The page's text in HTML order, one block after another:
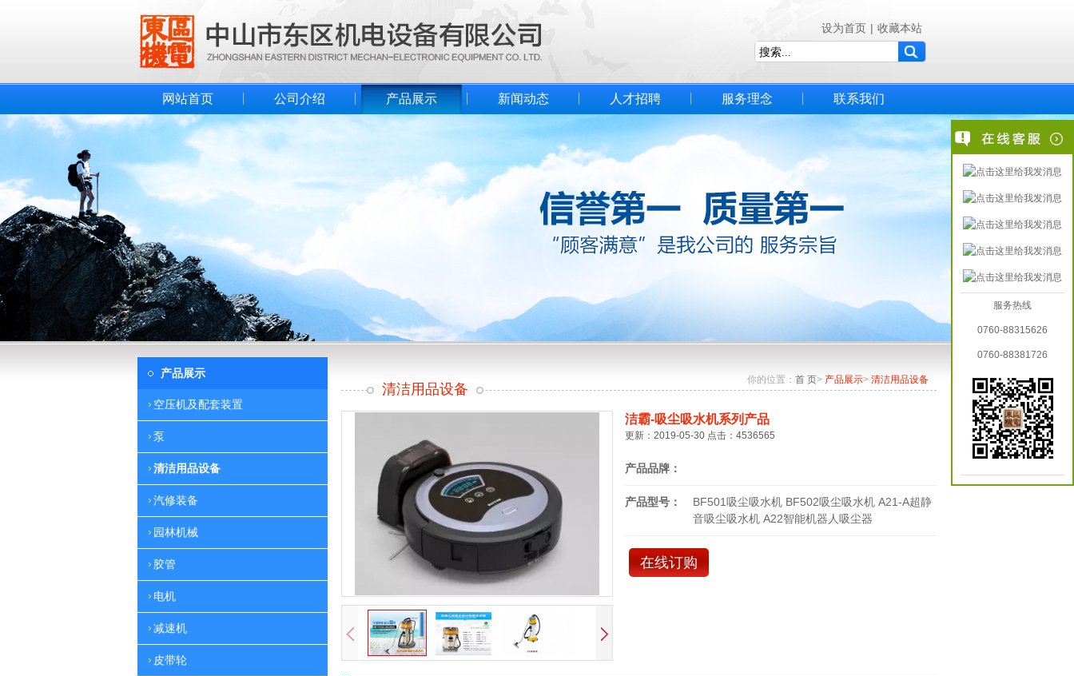
设为首页 | 收藏本站
网站首页 公司介绍 产品展示 新闻动态 人才招聘 服务理念 联系我们
产品展示
空压机及配套装置
泵
清洁用品设备
汽修装备
园林机械
胶管
电机
减速机
皮带轮
你的位置： 首 页> 产品展示> 清洁用品设备
清洁用品设备
洁霸-吸尘吸水机系列产品
更新：2019-05-30 点击：4536565
产品品牌：
产品型号：
BF501吸尘吸水机 BF502吸尘吸水机 A21-A超静
音吸尘吸水机 A22智能机器人吸尘器
在线订购
服务热线
0760-88315626
0760-88381726